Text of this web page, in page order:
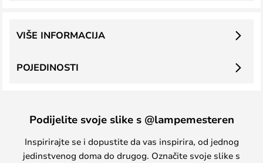
POJEDINOSTI
VIŠE INFORMACIJA
Podijelite svoje slike s @lampemesteren
Inspirirajte se i dopustite da vas inspirira, od jednog
jedinstvenog doma do drugog. Označite svoje slike s